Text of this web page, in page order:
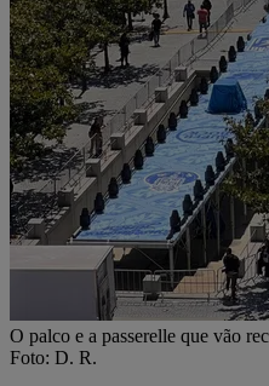
O palco e a passerelle que vão
Foto: D. R.